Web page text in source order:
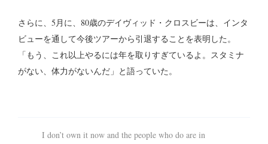
さらに、5月に、80歳のデイヴィッド・クロスビーは、インタ
ビューを通して今後ツアーから引退することを表明した。
「もう、これ以上やるには年を取りすぎているよ。スタミナ
がない、体力がないんだ」と語っていた。
I don’t own it now and the people who do are in